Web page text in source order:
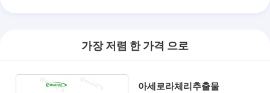
가장 저렴 한 가격 으로
아세로라체리추출물